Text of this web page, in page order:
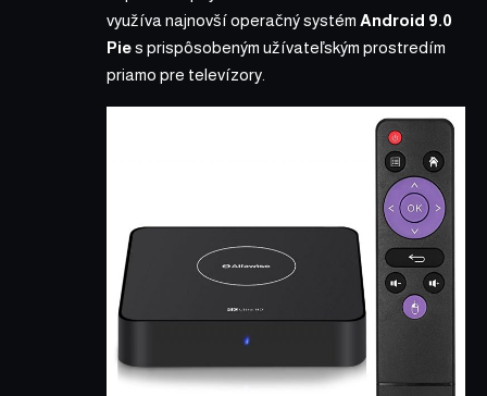
využíva najnovší operačný systém Android 9.0
Pies prispôsobeným užívateľským prostredím
priamo pre televízory.